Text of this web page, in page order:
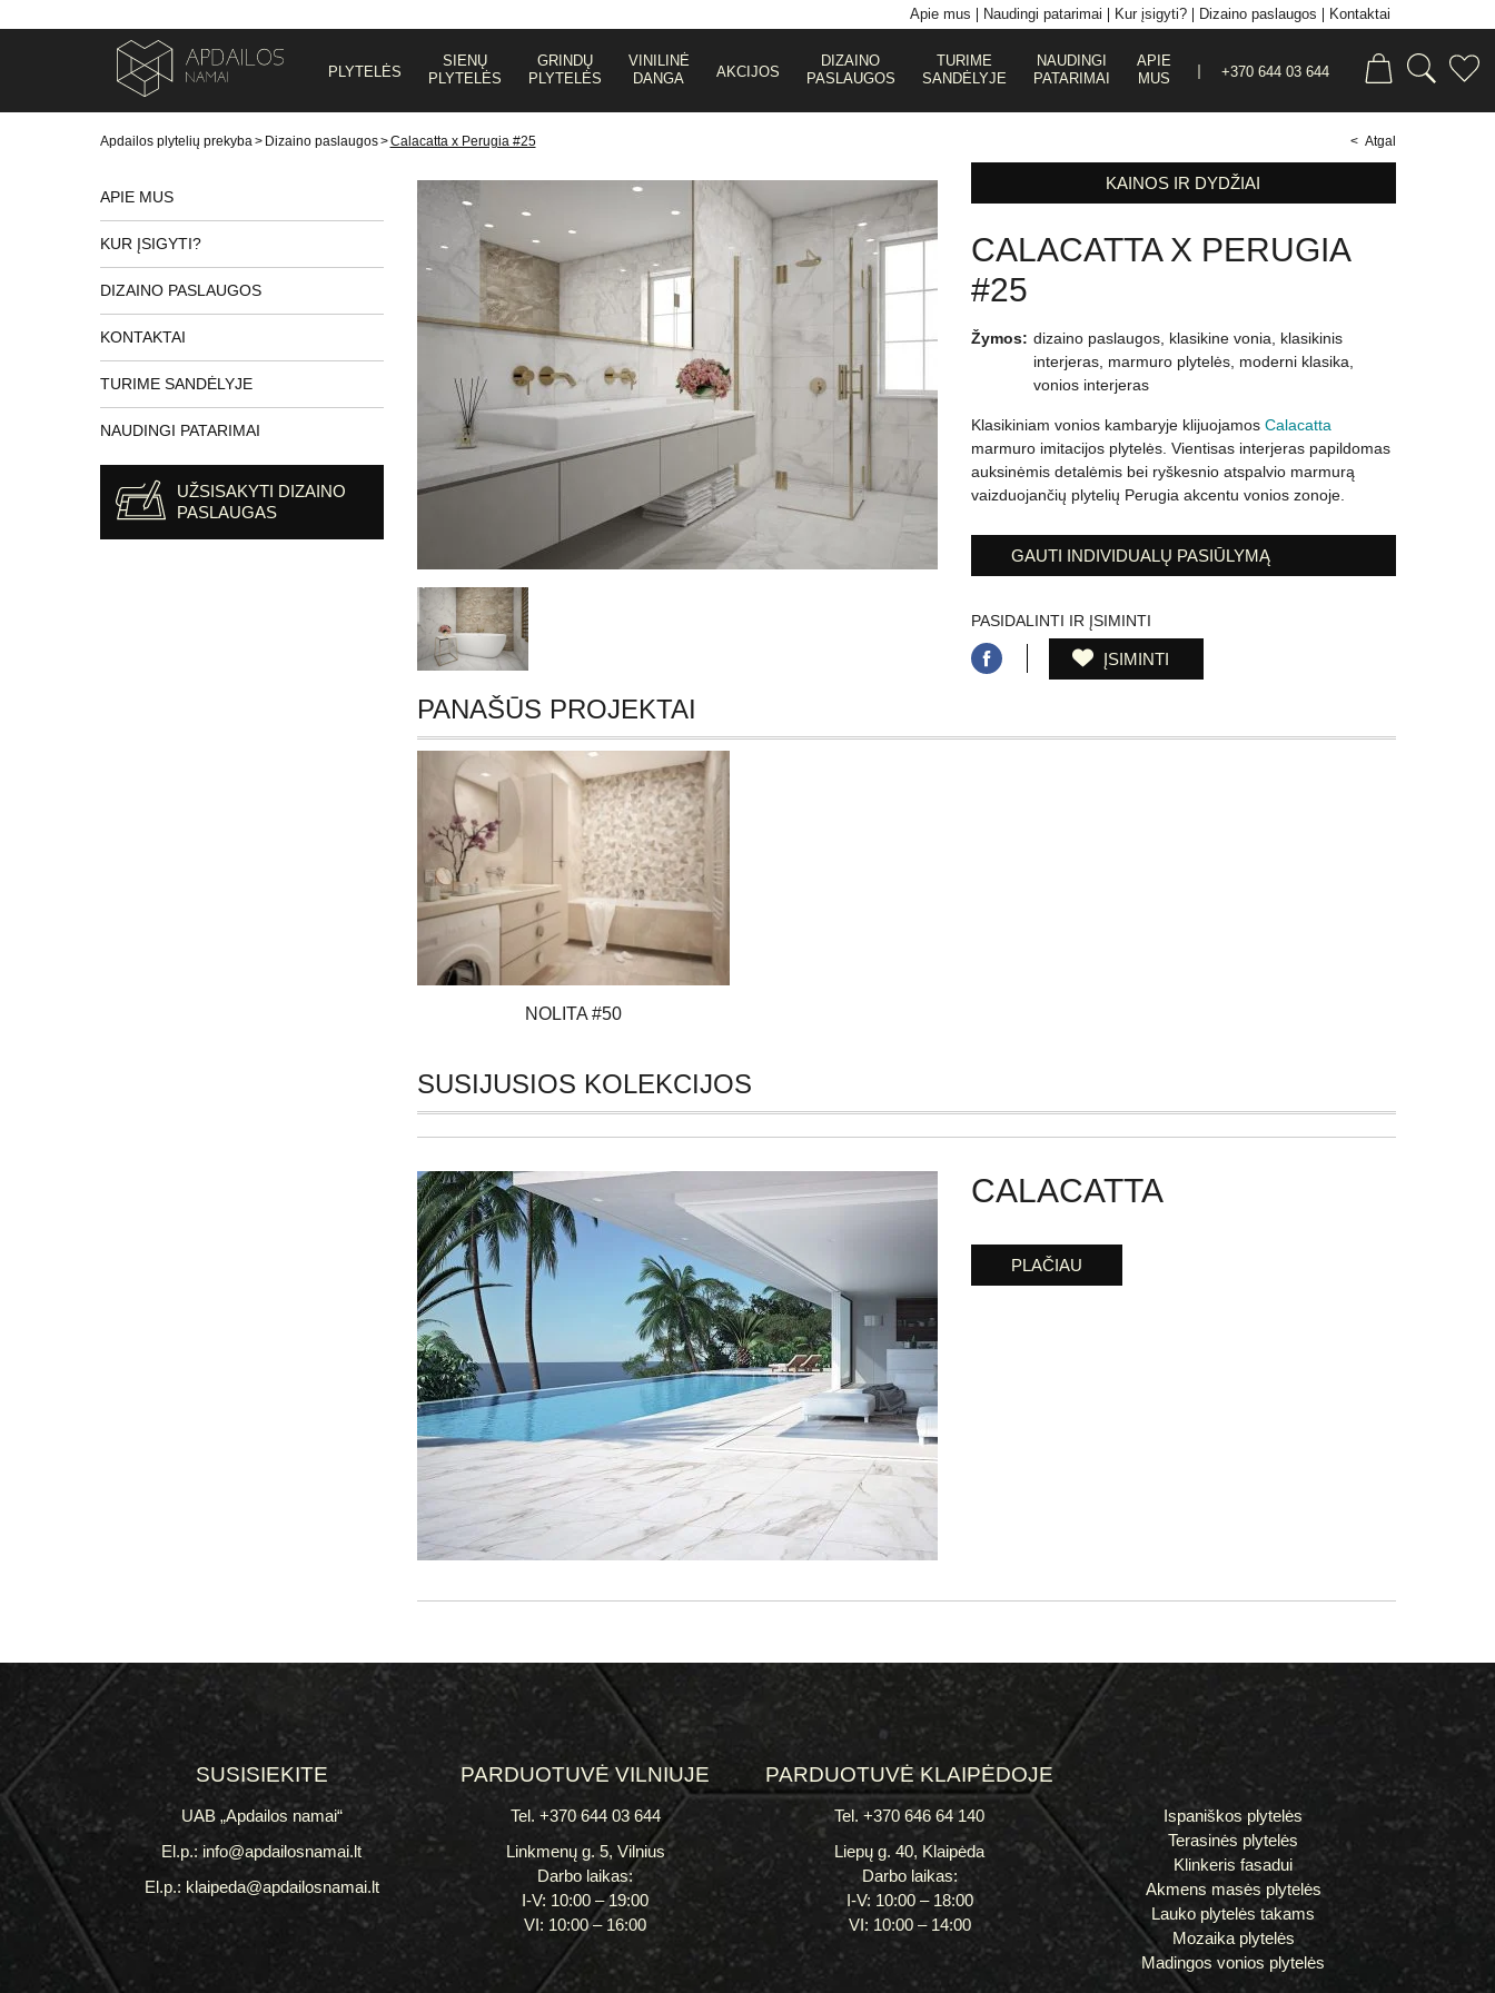
Apie mus Naudingi patarimai Kur įsigyti? Dizaino paslaugos Kontaktai
PLYTELĖS
SIENŲ
PLYTELĖS
GRINDŲ
PLYTELĖS
VINILINĖ
DANGA
AKCIJOS
DIZAINO
PASLAUGOS
TURIME
SANDĖLYJE
NAUDINGI
PATARIMAI
APIE
MUS
+370 644 03 644
Apdailos plytelių prekyba > Dizaino paslaugos>Calacatta x Perugia #25 < Atgal
APIE MUS
KUR ĮSIGYTI?
DIZAINO PASLAUGOS
KONTAKTAI
TURIME SANDĖLYJE
NAUDINGI PATARIMAI
UŽSISAKYTI DIZAINO
PASLAUGAS
KAINOS IR DYDŽIAI
CALACATTA X PERUGIA
#25
Žymos: dizaino paslaugos, klasikine vonia
klasikinis
interjeras, marmuro plytelės, moderni klasika
vonios interjeras
Klasikiniam vonios kambaryje klijuojamos Calacatta
marmuro imitacijos plytelės. Vientisas interjeras papildomas
auksinėmis detalėmis bei ryškesnio atspalvio marmurą
vaizduojančių plytelių Perugia akcentu vonios zonoje.
GAUTI INDIVIDUALŲ PASIŪLYMĄ
PASIDALINTI IR ĮSIMINTI
ĮSIMINTI
PANAŠŪS PROJEKTAI
NOLITA #50
SUSIJUSIOS KOLEKCIJOS
CALACATTA
PLAČIAU
SUSISIEKITE
UAB „Apdailos namai“
El.p.: info@apdailosnamai.lt
El.p.: klaipeda@apdailosnamai.lt
PARDUOTUVĖ VILNIUJE
Tel. +370 644 03 644
Linkmenų g. 5, Vilnius
Darbo laikas:
I-V: 10:00 – 19:00
VI: 10:00 – 16:00
PARDUOTUVĖ KLAIPĖDOJE
Tel. +370 646 64 140
Liepų g. 40, Klaipėda
Darbo laikas:
I-V: 10:00 – 18:00
VI: 10:00 – 14:00
Ispaniškos plytelės
Terasinės plytelės
Klinkeris fasadui
Akmens masės plytelės
Lauko plytelės takams
Mozaika plytelės
Madingos vonios plytelės